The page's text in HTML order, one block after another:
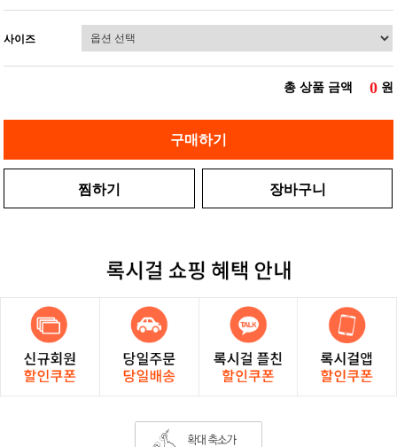
사이즈
총 상품 금액 0 원
구매하기
찜하기 장바구니